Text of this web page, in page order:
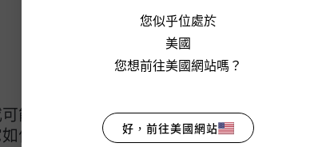
能損失全部投資。 投資決定屬於您本人。
何符合您的投資目標，否則您不應作出投
聯絡我們:
(只適用於香港
摩根基金理財專
電郵查詢:
辨公時間: 星期
您似乎位處於
美國
您想前往美國網站嗎？
好，前往美國網站